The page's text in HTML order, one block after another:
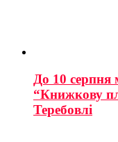
До 10
“Книжкову
Теребовлі